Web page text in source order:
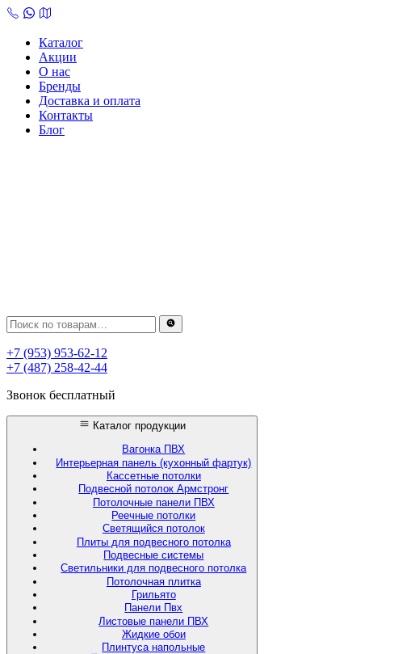
Skip
contentКаталог
Акции
О нас
Бренды
Доставка и оплата
Контакты
Блог
+7 (953) 953-62-12
+7 (487) 258-42-44
Звонок бесплатный
Каталог продукции
Вагонка ПВХ
Интерьерная панель (кухонный фартук)
Кассетные потолки
Подвесной потолок Армстронг
Потолочные панели ПВХ
Реечные потолки
Светящийся потолок
Плиты для подвесного потолка
Подвесные системы
Светильники для подвесного потолка
Потолочная плитка
Грильято
Панели Пвх
Листовые панели ПВХ
Жидкие обои
Плинтуса напольные